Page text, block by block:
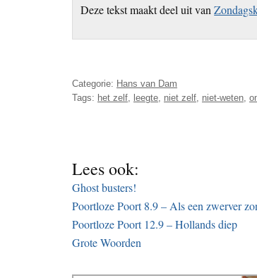
Deze tekst maakt deel uit van
Categorie: Hans van Dam
Tags: het zelf leegte niet zelf niet-weten
Lees ook:
Ghost busters!
Poortloze Poort 8.9 – Als een zwerver
Poortloze Poort 12.9 – Hollands diep
Grote Woorden